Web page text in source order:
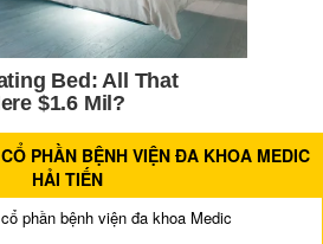
PHẦN BỆNH VIỆN ĐA KHOA MEDIC
HẢI TIẾN
phần bệnh viện đa khoa Medic